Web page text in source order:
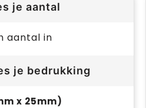
je aantal
aantal in
je bedrukking
x 25mm)